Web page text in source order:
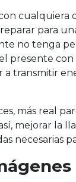
cualquiera
para
no tenga
con
a transmitir
más real
mejorar la
necesarias